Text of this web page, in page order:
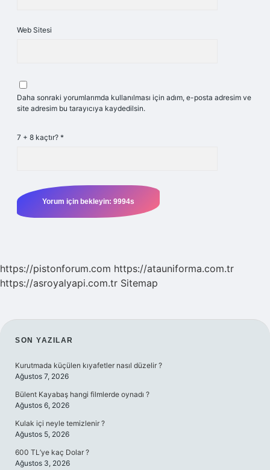
Web Sitesi
Daha sonraki yorumlarımda kullanılması için adım, e-posta adresim ve
site adresim bu tarayıcıya kaydedilsin.
7 + 8 kaçtır? *
https://pistonforum.com https://atauniforma.com.tr
https://asroyalyapi.com.tr Sitemap
SIDEBAR
SON YAZILAR
Kurutmada küçülen kıyafetler nasıl düzelir ?
Ağustos 7, 2026
Bülent Kayabaş hangi filmlerde oynadı ?
Ağustos 6, 2026
Kulak içi neyle temizlenir ?
Ağustos 5, 2026
600 TL’ye kaç Dolar ?
Ağustos 3, 2026